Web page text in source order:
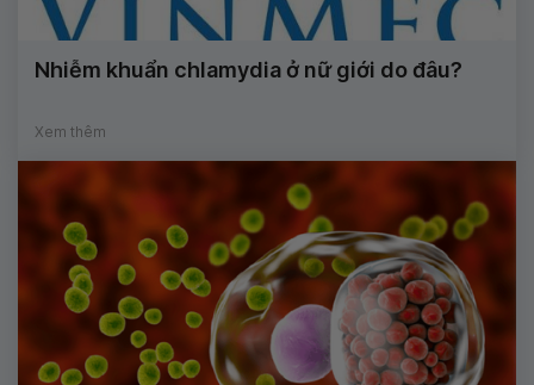
Nhiễm khuẩn chlamydia ở nữ giới do đâu?
Xem thêm